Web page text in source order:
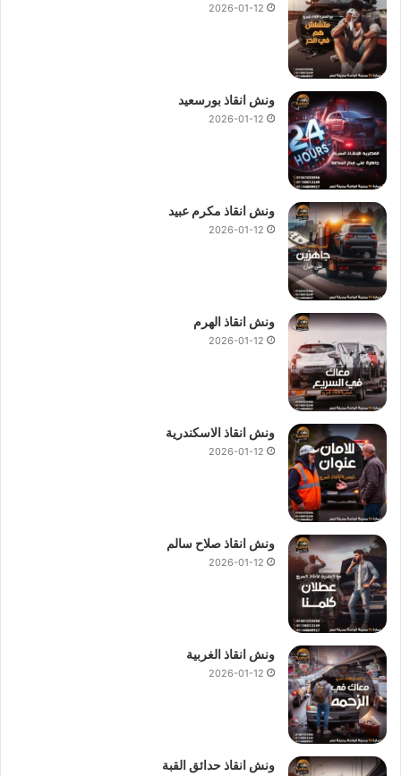
2026-01-12
ونش انقاذ بورسعيد
2026-01-12
ونش انقاذ مكرم عبيد
2026-01-12
ونش انقاذ الهرم
2026-01-12
ونش انقاذ الاسكندرية
2026-01-12
ونش انقاذ صلاح سالم
2026-01-12
ونش انقاذ الغربية
2026-01-12
ونش انقاذ حدائق القبة